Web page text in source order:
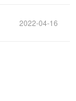
2022-04-16